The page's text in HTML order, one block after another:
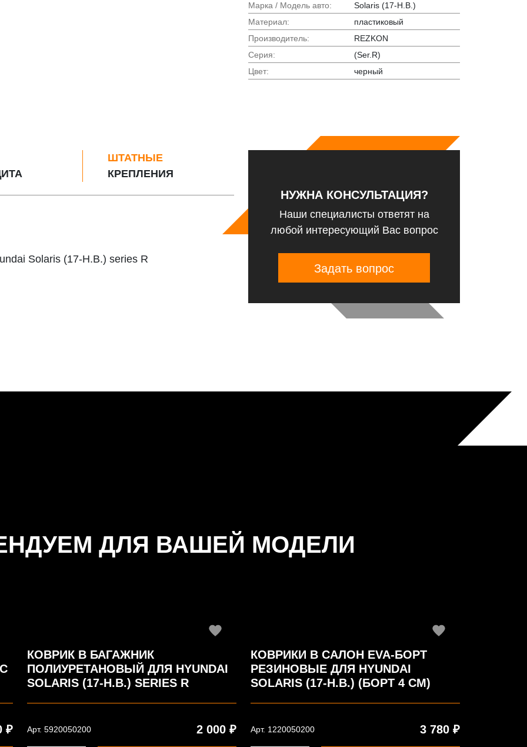
Марка / Модель авто:
Solaris (17-Н.В.)
Материал:
пластиковый
Производитель:
REZKON
Серия:
(Ser.R)
Цвет:
черный
ШТАТНЫЕ
КРЕПЛЕНИЯ
Solaris (17-Н.В.) series R
НУЖНА КОНСУЛЬТАЦИЯ?
Наши специалисты ответят на
любой интересующий Вас вопрос
Задать вопрос
ДЛЯ ВАШЕЙ МОДЕЛИ
₽
КОВРИК В БАГАЖНИК
ПОЛИУРЕТАНОВЫЙ ДЛЯ HYUNDAI
SOLARIS (17-Н.В.) SERIES R
Арт. 5920050200 2 000 ₽
КОВРИКИ В САЛОН EVA-БОРТ
РЕЗИНОВЫЕ ДЛЯ HYUNDAI
SOLARIS (17-Н.В.) (БОРТ 4 СМ)
Арт. 1220050200 3 780 ₽